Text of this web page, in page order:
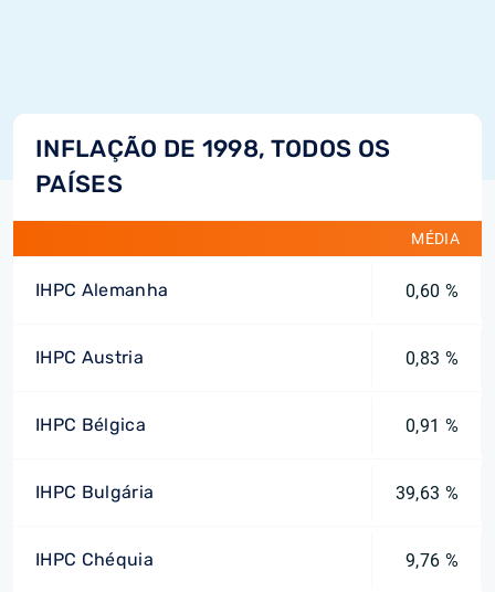
INFLAÇÃO DE 1998, TODOS OS
PAÍSES
MÉDIA
IHPC Alemanha 0,60 %
IHPC Austria 0,83 %
IHPC Bélgica 0,91 %
IHPC Bulgária 39,63 %
IHPC Chéquia 9,76 %